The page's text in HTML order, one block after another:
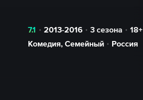
7.1 2013-2016 3 сезона
18+
Комедия, Семейный Россия